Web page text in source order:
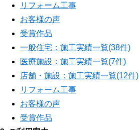
リフォーム工事
お客様の声
受賞作品
一般住宅：施工実績一覧(38件)
医療施設：施工実績一覧(7件)
店舗・施設：施工実績一覧(12件)
リフォーム工事
お客様の声
受賞作品